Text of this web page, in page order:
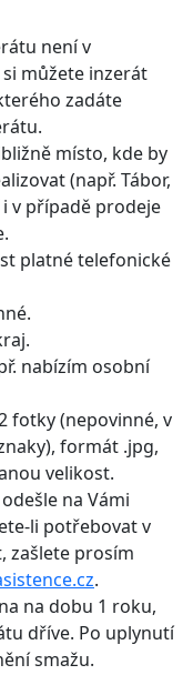
není v
můžete inzerát
zadáte
místo, kde by
(např. Tábor,
i v případě prodeje
platné telefonické
nabízím osobní
fotky (nepovinné, v
formát .jpg,
velikost.
na Vámi
li potřebovat v
zašlete prosím
.
na dobu 1 roku,
dříve. Po uplynutí
smažu.